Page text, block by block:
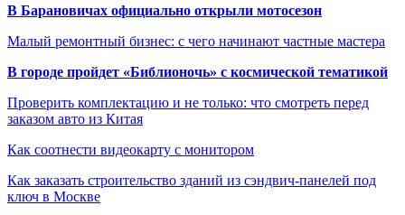
В Барановичах официально открыли мотосезон
Малый ремонтный бизнес: с чего начинают частные мастера
В городе пройдет «Библионочь» с космической тематикой
Проверить комплектацию и не только: что смотреть перед
заказом авто из Китая
Как соотнести видеокарту с монитором
Как заказать строительство зданий из сэндвич-панелей под
ключ в Москве